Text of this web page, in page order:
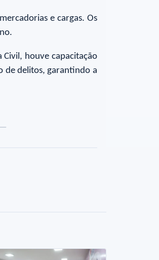
e cargas. Os
Civil, houve capacitação
de delitos, garantindo a